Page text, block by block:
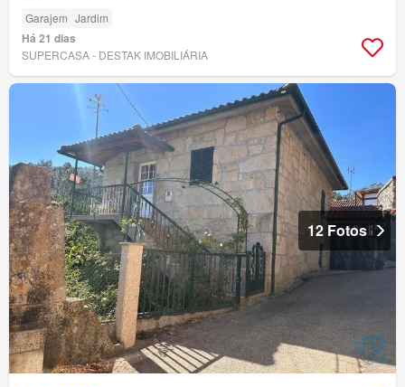
Garajem Jardim
Há 21 dias
SUPERCASA - DESTAK IMOBILIÁRIA
12 Fotos